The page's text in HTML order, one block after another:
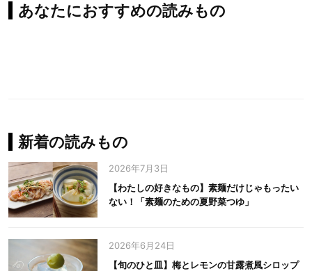
あなたにおすすめの読みもの
新着の読みもの
2026年7月3日
【わたしの好きなもの】素麺だけじゃもったい
ない！「素麺のための夏野菜つゆ」
2026年6月24日
【旬のひと皿】梅とレモンの甘露煮風シロップ